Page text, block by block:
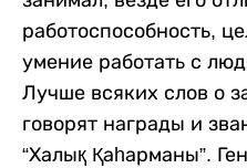
работоспособность,
умение работать с
Лучше всяких слов о
говорят награды и
“Халық Қаһарманы”.